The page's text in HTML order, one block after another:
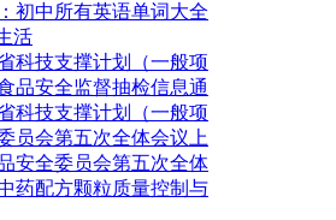
初中所有英语单词大全
活
科技支撑计划（一般项
品安全监督抽检信息通
科技支撑计划（一般项
员会第五次全体会议上
安全委员会第五次全体
药配方颗粒质量控制与